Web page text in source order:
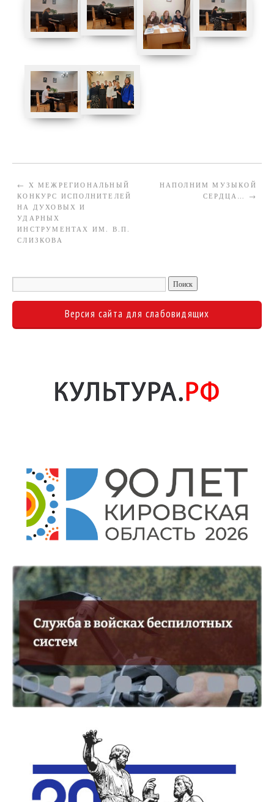
← X МЕЖРЕГИОНАЛЬНЫЙ
КОНКУРС ИСПОЛНИТЕЛЕЙ
НА ДУХОВЫХ И
УДАРНЫХ
ИНСТРУМЕНТАХ ИМ. В.П.
СЛИЗКОВА
НАПОЛНИМ МУЗЫКОЙ
СЕРДЦА… →
Версия сайта для слабовидящих